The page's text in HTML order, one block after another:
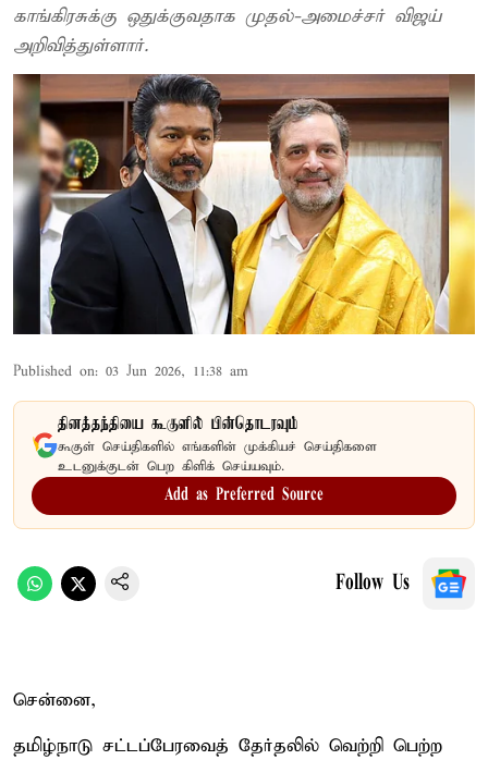
காங்கிரசுக்கு ஒதுக்குவதாக முதல்-அமைச்சர் விஜய்
அறிவித்துள்ளார்.
Published on: 03 Jun 2026, 11:38 am
தினத்தந்தியை கூகுளில் பின்தொடரவும்
கூகுள் செய்திகளில் எங்களின் முக்கியச் செய்திகளை
உடனுக்குடன் பெற கிளிக் செய்யவும்.
Add as Preferred Source
Follow Us
சென்னை,
தமிழ்நாடு சட்டப்பேரவைத் தேர்தலில் வெற்றி பெற்ற